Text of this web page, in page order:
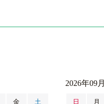
金 土
2026年09月
日 月